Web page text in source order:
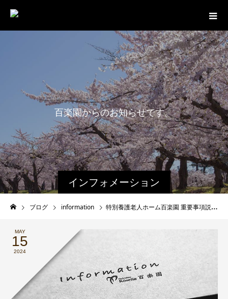
インフォメーション
百楽園からのお知らせです。
ブログ information 特別養護老人ホーム百楽園 重要事項説明書
MAY
15
2024